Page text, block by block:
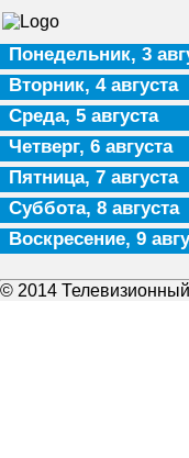
Понедельник, 3
Вторник, 4 августа
Среда, 5 августа
Четверг, 6 августа
Пятница, 7 августа
Суббота, 8 августа
Воскресение, 9
© 2014